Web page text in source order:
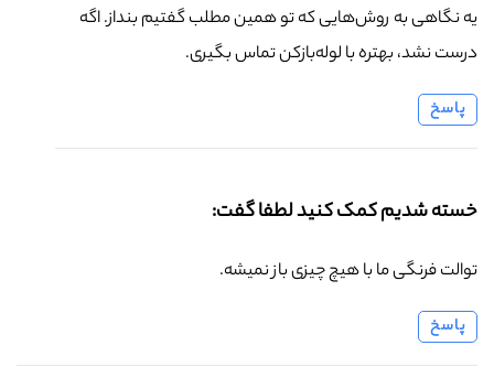
یه نگاهی به روش‌هایی که تو همین مطلب گفتیم بنداز. اگه
درست نشد، بهتره با لوله‌بازکن تماس بگیری.
پاسخ
خسته شدیم کمک کنید لطفا گفت:
توالت فرنگی ما با هیچ چیزی باز نمیشه.
پاسخ